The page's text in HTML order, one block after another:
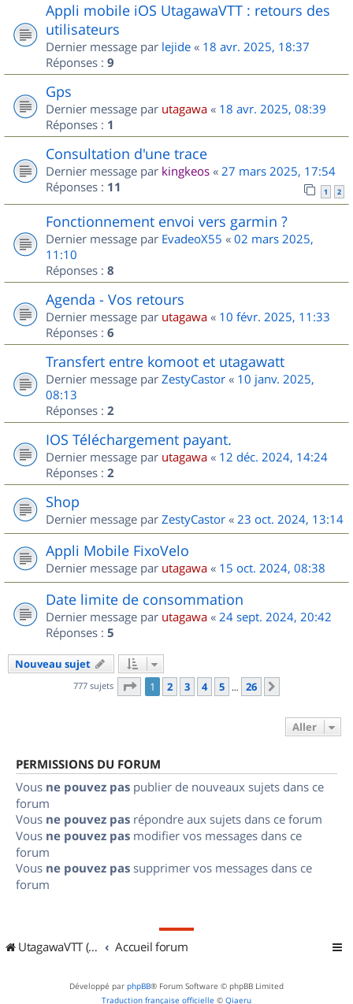
Appli mobile iOS UtagawaVTT : retours des
utilisateurs
Dernier message par lejide « 18 avr. 2025, 18:37
Réponses : 9
Gps
Dernier message par utagawa « 18 avr. 2025, 08:39
Réponses : 1
Consultation d'une trace
Dernier message par kingkeos « 27 mars 2025, 17:54
Réponses : 11 1 2
Fonctionnement envoi vers garmin ?
Dernier message par EvadeoX55 « 02 mars 2025,
11:10
Réponses : 8
Agenda - Vos retours
Dernier message par utagawa « 10 févr. 2025, 11:33
Réponses : 6
Transfert entre komoot et utagawatt
Dernier message par ZestyCastor « 10 janv. 2025,
08:13
Réponses : 2
IOS Téléchargement payant.
Dernier message par utagawa « 12 déc. 2024, 14:24
Réponses : 2
Shop
Dernier message par ZestyCastor « 23 oct. 2024, 13:14
Appli Mobile FixoVelo
Dernier message par utagawa « 15 oct. 2024, 08:38
Date limite de consommation
Dernier message par utagawa « 24 sept. 2024, 20:42
Réponses : 5
Nouveau sujet
777 sujets Page 1sur
1 2 3 4 5 … 26
Aller
PERMISSIONS DU FORUM
Vous ne pouvez pas publier de nouveaux sujets dans ce
forum
Vous ne pouvez pas répondre aux sujets dans ce forum
Vous ne pouvez pas modifier vos messages dans ce
forum
Vous ne pouvez pas supprimer vos messages dans ce
forum
UtagawaVTT (Randos VTT et VTTAE avec traces GPS) Accueil forum
Développé par phpBB® Forum Software © phpBB Limited
Traduction française officielle © Qiaeru